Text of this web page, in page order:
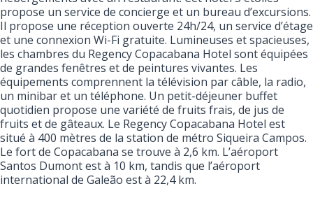
propose un service de concierge et un bureau d’excursions.
Il propose une réception ouverte 24h/24, un service d’étage
et une connexion Wi-Fi gratuite. Lumineuses et spacieuses,
les chambres du Regency Copacabana Hotel sont équipées
de grandes fenêtres et de peintures vivantes. Les
équipements comprennent la télévision par câble, la radio,
un minibar et un téléphone. Un petit-déjeuner buffet
quotidien propose une variété de fruits frais, de jus de
fruits et de gâteaux. Le Regency Copacabana Hotel est
situé à 400 mètres de la station de métro Siqueira Campos.
Le fort de Copacabana se trouve à 2,6 km. L’aéroport
Santos Dumont est à 10 km, tandis que l’aéroport
international de Galeão est à 22,4 km.